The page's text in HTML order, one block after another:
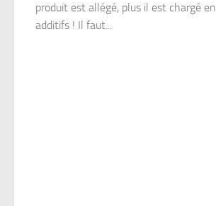
produit est allégé, plus il est chargé en
additifs ! Il faut...